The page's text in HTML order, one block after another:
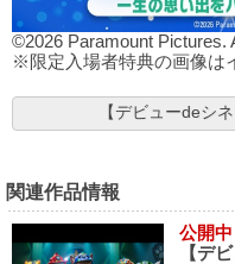
©2026 Paramount Pictures.
※限定入場者特典の画像は
【デビューdeシ
関連作品情報
公開中
【デ